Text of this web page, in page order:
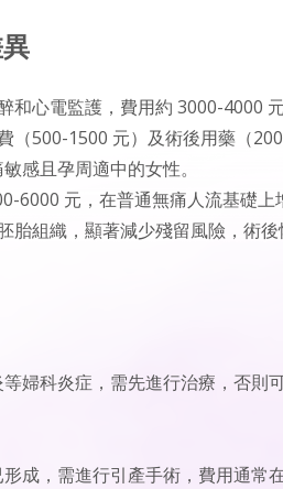
和心電監護，費用約 3000-4000
（500-1500 元）及術後用藥（
感且孕周適中的女性。
6000 元，在普通無痛人流基礎
胎組織，顯著減少殘留風險，術
婦科炎症，需先進行治療，否則
成，需進行引產手術，費用通常